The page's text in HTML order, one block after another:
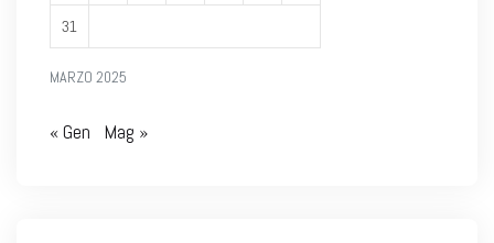
MARZO 2025
31
« Gen Mag »